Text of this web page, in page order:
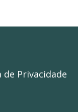
de Privacidade